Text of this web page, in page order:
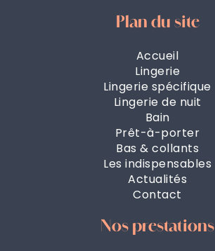
Plan du site
Accueil
Lingerie
Lingerie spécifique
Lingerie de nuit
Bain
Prêt-à-porter
Bas & collants
Les indispensables
Actualités
Contact
Nos prestations